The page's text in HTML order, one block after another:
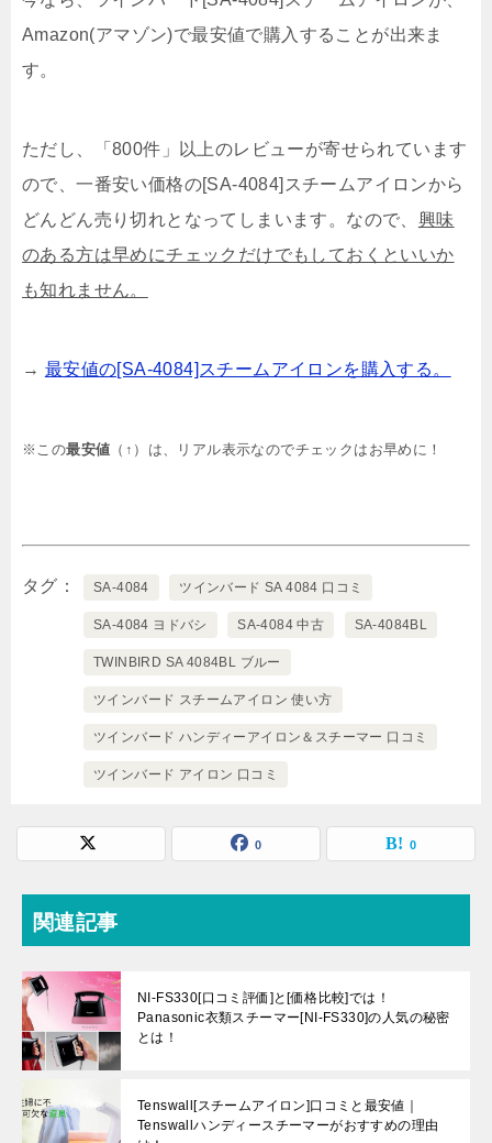
Amazon(アマゾン)で最安値で購入することが出来ま
す。
ただし、「800件」以上のレビューが寄せられています
ので、一番安い価格の[SA-4084]スチームアイロンから
どんどん売り切れとなってしまいます。なので、 興味
のある方は早めにチェックだけでもしておくといいか
も知れません。
→ 最安値の[SA-4084]スチームアイロンを購入する。
※この最安値 （↑）は、 リアル表示なのでチェックはお早めに！
タグ SA-4084 ツインバード SA 4084 口コミ
SA-4084 ヨドバシ SA-4084 中古 SA-4084BL
TWINBIRD SA 4084BL ブルー
ツインバード スチームアイロン 使い方
ツインバード ハンディーアイロン＆スチーマー 口コミ
ツインバード アイロン 口コミ
0 0
関連記事
NI-FS330[口コミ評価]と[価格比較]では！
Panasonic衣類スチーマー[NI-FS330]の人気の秘密
とは！
Tenswall[スチームアイロン]口コミと最安値｜
Tenswallハンディースチーマーがおすすめの理由